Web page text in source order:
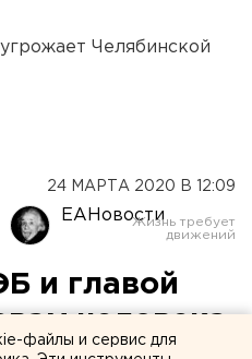
Челябинской
24 МАРТА 2020 В 12:09
ЕАНовости
и главой
человека
файлы и сервис для